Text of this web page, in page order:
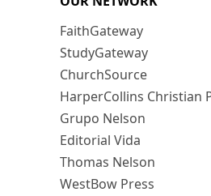
FaithGateway
StudyGateway
ChurchSource
HarperCollins Christian
Grupo Nelson
Editorial Vida
Thomas Nelson
WestBow Press